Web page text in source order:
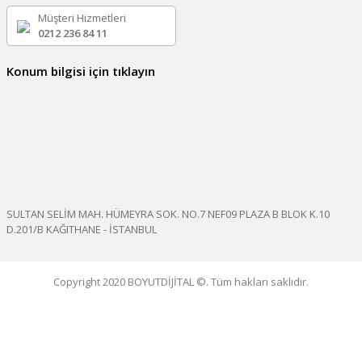
Müşteri Hizmetleri
0212 236 84 11
Konum bilgisi için tıklayın
SULTAN SELİM MAH. HÜMEYRA SOK. NO.7 NEF09 PLAZA B BLOK K.10
D.201/B KAĞITHANE - İSTANBUL
Copyright 2020 BOYUTDİJİTAL ©. Tüm hakları saklıdır.